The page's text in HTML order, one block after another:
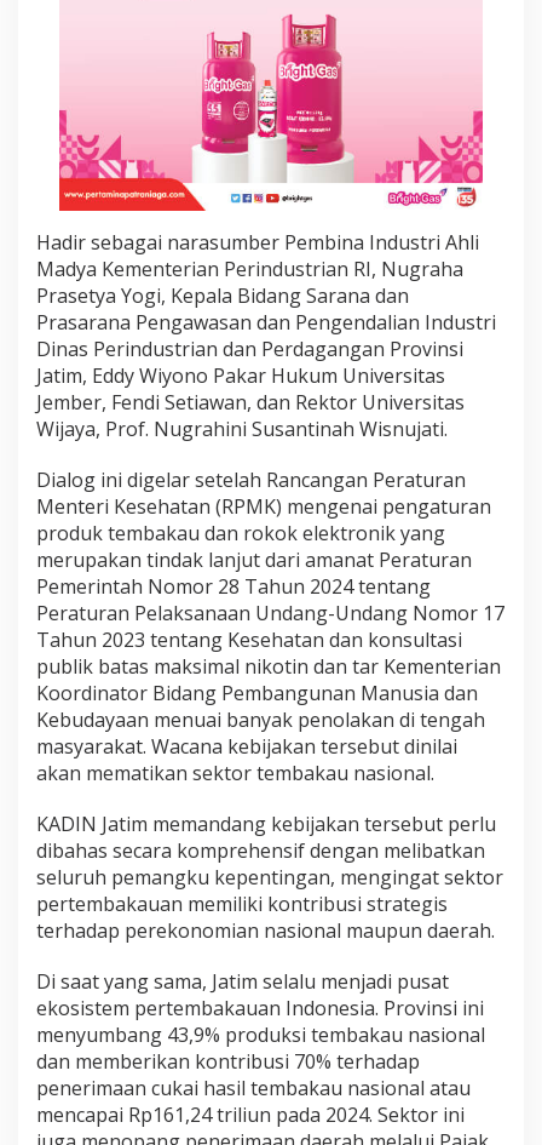
M
t
i
k
a
n
u
s
t
r
i
T
e
m
b
a
u
d
a
S
u
b
u
r
k
a
n
R
k
o
k
I
l
e
l
Hadir sebagai narasumber Pembina Industri Ahli
Madya Kementerian Perindustrian RI, Nugraha
Prasetya Yogi, Kepala Bidang Sarana dan
Prasarana Pengawasan dan Pengendalian Industri
Dinas Perindustrian dan Perdagangan Provinsi
Jatim, Eddy Wiyono Pakar Hukum Universitas
Jember, Fendi Setiawan, dan Rektor Universitas
Wijaya, Prof. Nugrahini Susantinah Wisnujati.
Dialog ini digelar setelah Rancangan Peraturan
Menteri Kesehatan (RPMK) mengenai pengaturan
produk tembakau dan rokok elektronik yang
merupakan tindak lanjut dari amanat Peraturan
Pemerintah Nomor 28 Tahun 2024 tentang
Peraturan Pelaksanaan Undang-Undang Nomor 17
Tahun 2023 tentang Kesehatan dan konsultasi
publik batas maksimal nikotin dan tar Kementerian
Koordinator Bidang Pembangunan Manusia dan
Kebudayaan menuai banyak penolakan di tengah
masyarakat. Wacana kebijakan tersebut dinilai
akan mematikan sektor tembakau nasional.
KADIN Jatim memandang kebijakan tersebut perlu
dibahas secara komprehensif dengan melibatkan
seluruh pemangku kepentingan, mengingat sektor
pertembakauan memiliki kontribusi strategis
terhadap perekonomian nasional maupun daerah.
Di saat yang sama, Jatim selalu menjadi pusat
ekosistem pertembakauan Indonesia. Provinsi ini
menyumbang 43,9% produksi tembakau nasional
dan memberikan kontribusi 70% terhadap
penerimaan cukai hasil tembakau nasional atau
mencapai Rp161,24 triliun pada 2024. Sektor ini